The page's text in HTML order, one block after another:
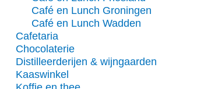
Café en Lunch Groningen
Café en Lunch Wadden
Cafetaria
Chocolaterie
Distilleerderijen & wijngaarden
Kaaswinkel